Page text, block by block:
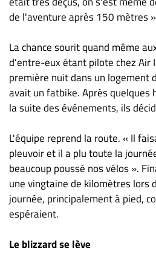
de l'aventure après 150 mètres
La chance sourit quand même
d'entre-eux étant pilote chez Air
première nuit dans un logement
avait un fatbike. Après quelques
la suite des événements, ils
L'équipe reprend la route. « Il
pleuvoir et il a plu toute la
beaucoup poussé nos vélos ».
une vingtaine de kilomètres lors
journée, principalement à pied,
espéraient.
Le blizzard se lève